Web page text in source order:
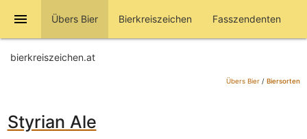
menu Übers Bier Bierkreiszeichen Fasszendenten
bierkreiszeichen.at
Übers Bier/ Biersorten
Styrian Ale